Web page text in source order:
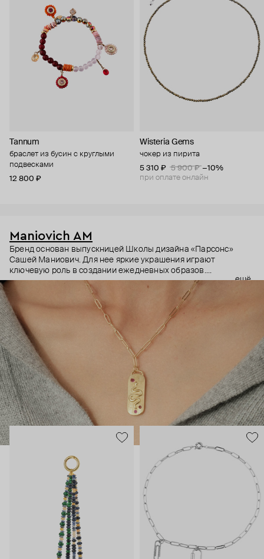
Tannum
браслет из бусин с круглыми
подвесками
12 800 ₽
Wisteria Gems
чокер из пирита
5 310 ₽
5 900 ₽ −10%
при оплате онлайн
Maniovich AM
Бренд основан выпускницей Школы дизайна «Парсонс»
Сашей Маниович. Для нее яркие украшения играют
ключевую роль в создании ежедневных образов.
Неординарные и яркие, вызывающие исключительно
положительные эмоции, украшения Maniovich AM созданы из
бусин, ракушек и жемчуга и легко сочетаются как между
собой, так и с классическими украшениями и
драгоценностями. Бренд меняет привычное отношение к
украшениям и доказывает, что яркие аксессуары могут быть
актуальны в любое время года.
ещё